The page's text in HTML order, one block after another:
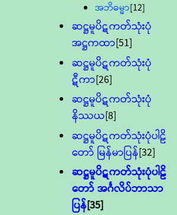
အဘိဓမ္မာ[12]
ဆဋ္ဌမူပိဋကတ်သုံးပုံ
အဋ္ဌကထာ[51]
ဆဋ္ဌမူပိဋကတ်သုံးပုံ
ဋီကာ[26]
ဆဋ္ဌမူပိဋကတ်သုံးပုံ
နိဿယ[8]
ဆဋ္ဌမူပိဋကတ်သုံးပုံပါဠိ
တော် မြန်မာပြန်[32]
ဆဋ္ဌမူပိဋကတ်သုံးပုံပါဠိ
တော် အင်္ဂလိပ်ဘာသာ
ပြန်[35]